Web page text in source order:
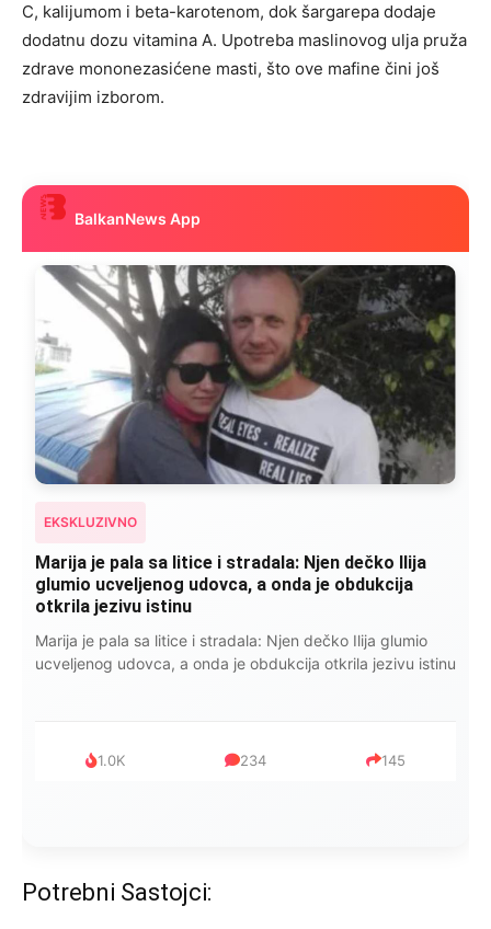
C, kalijumom i beta-karotenom, dok šargarepa dodaje
dodatnu dozu vitamina A. Upotreba maslinovog ulja pruža
zdrave mononezasićene masti, što ove mafine čini još
zdravijim izborom.
BalkanNews App
EKSKLUZIVNO
Marija je pala sa litice i stradala: Njen dečko Ilija
glumio ucveljenog udovca, a onda je obdukcija
otkrila jezivu istinu
Marija je pala sa litice i stradala: Njen dečko Ilija glumio
ucveljenog udovca, a onda je obdukcija otkrila jezivu istinu
1.0K 234 145
Potrebni Sastojci: